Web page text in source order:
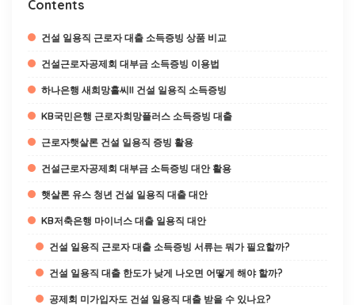
Contents
건설 일용직 근로자 대출 소득증빙 상품 비교
건설근로자공제회 대부금 소득증빙 이용법
하나은행 새희망홀씨II 건설 일용직 소득증빙
KB국민은행 근로자희망플러스 소득증빙 대출
근로자햇살론 건설 일용직 증빙 활용
건설근로자공제회 대부금 소득증빙 대안 활용
햇살론 유스 청년 건설 일용직 대출 대안
KB저축은행 마이너스 대출 일용직 대안
건설 일용직 근로자 대출 소득증빙 서류는 뭐가 필요할까?
건설 일용직 대출 한도가 낮게 나오면 어떻게 해야 할까?
공제회 미가입자도 건설 일용직 대출 받을 수 있나요?